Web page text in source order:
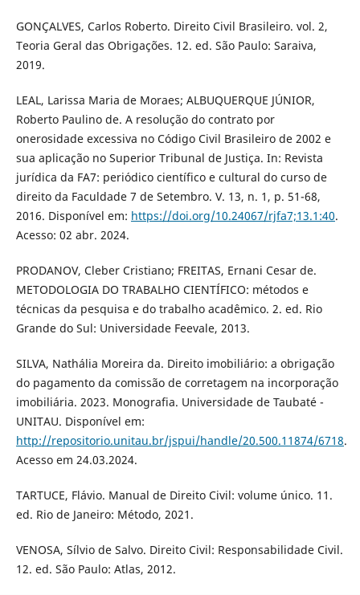
GONÇALVES, Carlos Roberto. Direito Civil Brasileiro. vol. 2,
Teoria Geral das Obrigações. 12. ed. São Paulo: Saraiva,
2019.
LEAL, Larissa Maria de Moraes; ALBUQUERQUE JÚNIOR,
Roberto Paulino de. A resolução do contrato por
onerosidade excessiva no Código Civil Brasileiro de 2002 e
sua aplicação no Superior Tribunal de Justiça. In: Revista
jurídica da FA7: periódico científico e cultural do curso de
direito da Faculdade 7 de Setembro. V. 13, n. 1, p. 51-68,
2016. Disponível em: https://doi.org/10.24067/rjfa7;13.1:40.
Acesso: 02 abr. 2024.
PRODANOV, Cleber Cristiano; FREITAS, Ernani Cesar de.
METODOLOGIA DO TRABALHO CIENTÍFICO: métodos e
técnicas da pesquisa e do trabalho acadêmico. 2. ed. Rio
Grande do Sul: Universidade Feevale, 2013.
SILVA, Nathália Moreira da. Direito imobiliário: a obrigação
do pagamento da comissão de corretagem na incorporação
imobiliária. 2023. Monografia. Universidade de Taubaté -
UNITAU. Disponível em:
http://repositorio.unitau.br/jspui/handle/20.500.11874/6718.
Acesso em 24.03.2024.
TARTUCE, Flávio. Manual de Direito Civil: volume único. 11.
ed. Rio de Janeiro: Método, 2021.
VENOSA, Sílvio de Salvo. Direito Civil: Responsabilidade Civil.
12. ed. São Paulo: Atlas, 2012.